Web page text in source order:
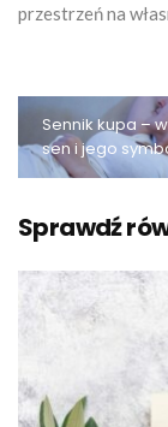
przestrzeń na
Sennik kupa –
sen i jego
Sprawdź